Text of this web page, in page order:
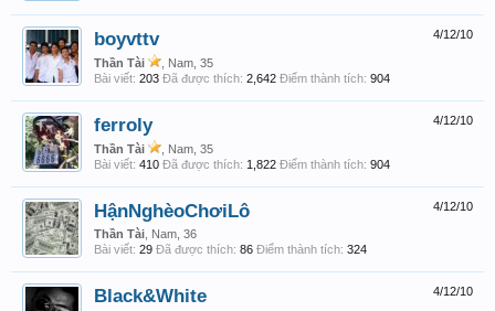
4/12/10
boyvttv
Thần Tài
, Nam, 35
Bài viết: 203 Đã được thích: 2,642 Điểm thành tích: 904
4/12/10
ferroly
Thần Tài
, Nam, 35
Bài viết: 410 Đã được thích: 1,822 Điểm thành tích: 904
4/12/10
HậnNghèoChơiLô
Thần Tài , Nam, 36
Bài viết: 29 Đã được thích: 86 Điểm thành tích: 324
4/12/10
Black&White